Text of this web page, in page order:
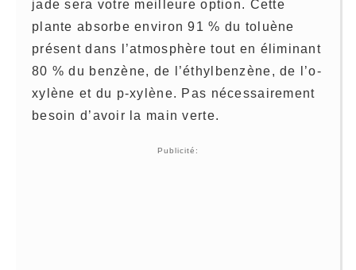
jade sera votre meilleure option. Cette
plante absorbe environ 91 % du toluène
présent dans l’atmosphère tout en éliminant
80 % du benzène, de l’éthylbenzène, de l’o-
xylène et du p-xylène. Pas nécessairement
besoin d’avoir la main verte.
Publicité: